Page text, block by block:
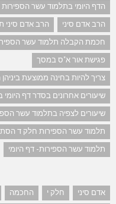
הדף היומי בתלמוד עשר הספירות
הרב אדם סיני
הרב אדם סיני
חכמת הקבלה תלמוד עשר
פגישת אור א"ס במסך
צריך להיות בחינה ממוצעת
שיעורים אחרונים בסדר דף
שיעורים לצפיה בתלמוד עשר
תלמוד עשר הספירות חלק ד
תלמוד עשר הספירות- דף היומי
אדם סיני חלק י החכמה